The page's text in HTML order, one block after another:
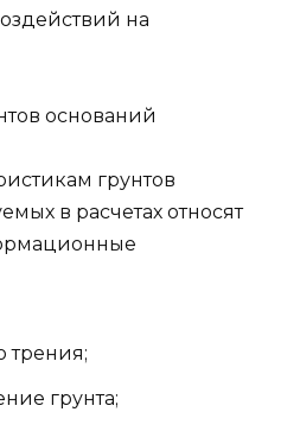
на
оснований
грунтов
в расчетах относят
трения;
грунта;